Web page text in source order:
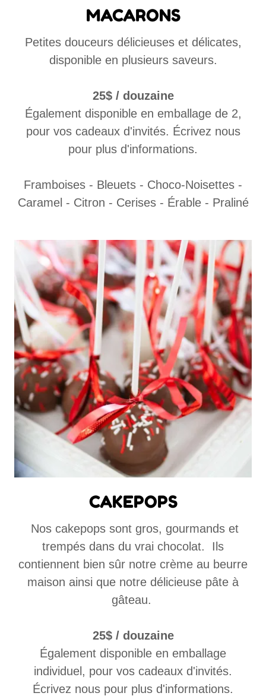
MACARONS
Petites douceurs délicieuses et délicates,
disponible en plusieurs saveurs.
25$ / douzaine
Également disponible en emballage de 2,
pour vos cadeaux d'invités. Écrivez nous
pour plus d'informations.
Framboises - Bleuets - Choco-Noisettes -
Caramel - Citron - Cerises - Érable - Praliné
CAKEPOPS
Nos cakepops sont gros, gourmands et
trempés dans du vrai chocolat. Ils
contiennent bien sûr notre crème au beurre
maison ainsi que notre délicieuse pâte à
gâteau.
25$ / douzaine
Également disponible en emballage
individuel, pour vos cadeaux d'invités.
Écrivez nous pour plus d'informations.